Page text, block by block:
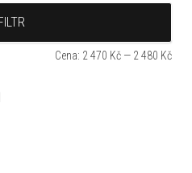
Cena: 2 470 Kč — 2 480 Kč